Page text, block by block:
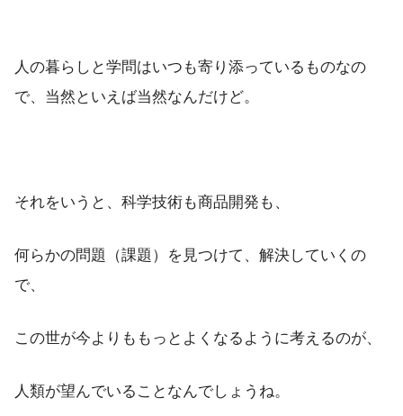
人の暮らしと学問はいつも寄り添っているものなの
で、当然といえば当然なんだけど。
それをいうと、科学技術も商品開発も、
何らかの問題（課題）を見つけて、解決していくの
で、
この世が今よりももっとよくなるように考えるのが、
人類が望んでいることなんでしょうね。